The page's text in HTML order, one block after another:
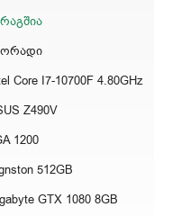
Core I7-10700F 4.80GHz
Z490V
1200
512GB
GTX 1080 8GB